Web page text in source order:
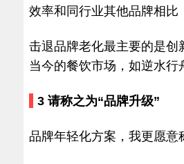
效率和同行业其他品牌相比
击退品牌老化最主要的是
当今的餐饮市场，如逆水行
3请称之为“品牌升级”
品牌年轻化方案，我更愿意